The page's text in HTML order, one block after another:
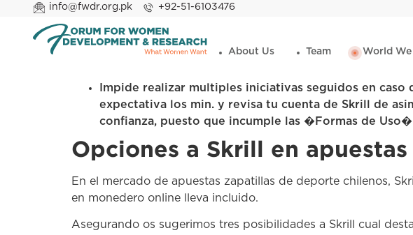
info@fwdr.org.pk +92-51-6103476
About Us Team World
Impide realizar multiples iniciativas seguidos en
expectativa los min. y revisa tu cuenta de Skrill de
confianza, puesto que incumple las �Formas de
Opciones a Skrill en
En el mercado de apuestas zapatillas de deporte chilenos,
en monedero online lleva incluido.
Asegurando os sugerimos tres posibilidades a Skrill cual